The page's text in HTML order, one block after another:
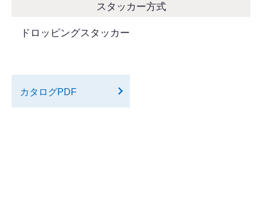
スタッカー方式
ドロッピングスタッカー
カタログPDF